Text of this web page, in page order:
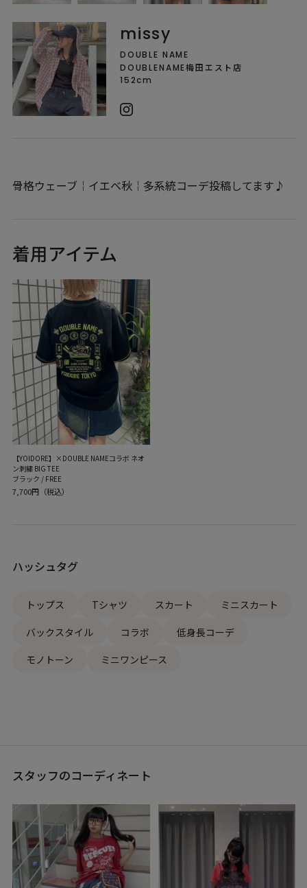
missy
DOUBLE NAME
DOUBLENAME梅田エスト店
152cm
骨格ウェーブ￤イエベ秋￤多系統コーデ投稿してます♪
着用アイテム
【YOIDORE】×DOUBLE NAMEコラボ ネオ
ン刺繍 BIG TEE
ブラック / FREE
7,700円（税込）
ハッシュタグ
トップス Tシャツ スカート
ミニスカート
バックスタイル
コラボ
低身長コーデ
モノトーン
ミニワンピース
スタッフのコーディネート